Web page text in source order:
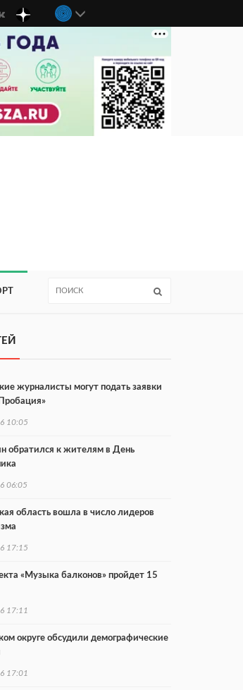
журналисты могут подать заявки
10:05
обратился к жителям в День
06:05
область вошла в число лидеров
17:15
«Музыка балконов» пройдет 15
17:11
округе обсудили демографические
17:01